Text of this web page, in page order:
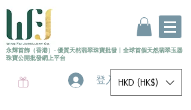
永輝首飾（香港）- 優質天然翡翠珠寶批發 〡 全球首個天然翡翠玉器
珠寶公開批發網上平台
登入 HKD (HK$)